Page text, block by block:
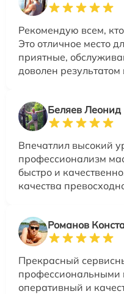
Рекомендую всем,
Это отличное место
приятные,
доволен результатом
Беляев Леонид
Впечатлил высокий
профессионализм
быстро и
качества
Романов
Прекрасный
профессиональными
оперативный и